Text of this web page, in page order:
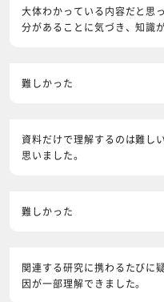
大体わかっている内容だと思
分があることに気づき、知識
難しかった
資料だけで理解するのは難し
思いました。
難しかった
関連する研究に携わるたびに
因が一部理解できました。